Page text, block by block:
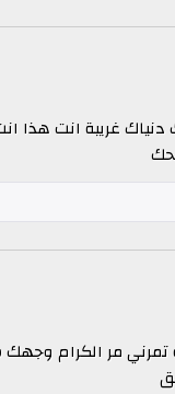
غريبة انت هذا
تمرني مر الكرام